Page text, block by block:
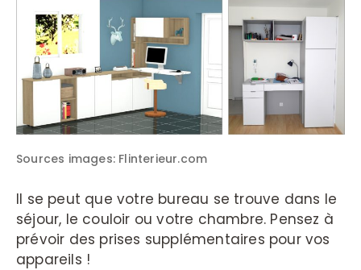
Sources images: Flinterieur.com
Il se peut que votre bureau se trouve dans le
séjour, le couloir ou votre chambre. Pensez à
prévoir des prises supplémentaires pour vos
appareils !